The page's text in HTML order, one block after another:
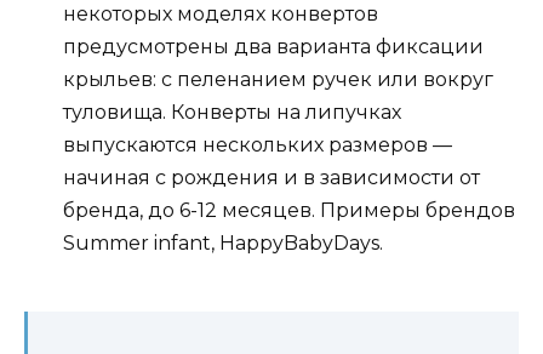
некоторых моделях конвертов
предусмотрены два варианта фиксации
крыльев: с пеленанием ручек или вокруг
туловища. Конверты на липучках
выпускаются нескольких размеров —
начиная с рождения и в зависимости от
бренда, до 6-12 месяцев. Примеры брендов
Summer infant, HappyBabyDays.